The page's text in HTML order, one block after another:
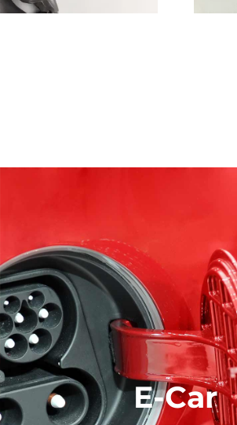
E-Car